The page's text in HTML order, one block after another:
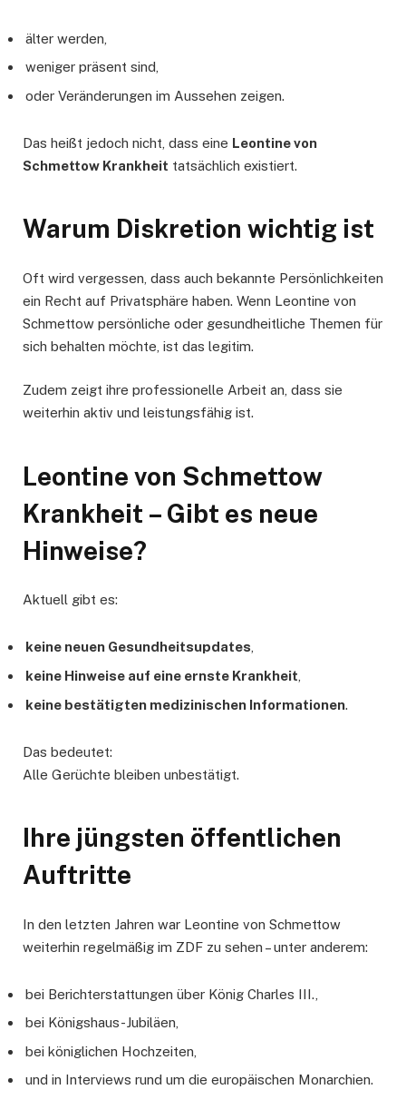
älter werden,
weniger präsent sind,
oder Veränderungen im Aussehen zeigen.
Das heißt jedoch nicht, dass eine Leontine von
Schmettow Krankheit tatsächlich existiert.
Warum Diskretion wichtig ist
Oft wird vergessen, dass auch bekannte Persönlichkeiten
ein Recht auf Privatsphäre haben. Wenn Leontine von
Schmettow persönliche oder gesundheitliche Themen für
sich behalten möchte, ist das legitim.
Zudem zeigt ihre professionelle Arbeit an, dass sie
weiterhin aktiv und leistungsfähig ist.
Leontine von Schmettow
Krankheit – Gibt es neue
Hinweise?
Aktuell gibt es:
keine neuen Gesundheitsupdates
keine Hinweise auf eine ernste Krankheit
keine bestätigten medizinischen Informationen.
Das bedeutet:
Alle Gerüchte bleiben unbestätigt.
Ihre jüngsten öffentlichen
Auftritte
In den letzten Jahren war Leontine von Schmettow
weiterhin regelmäßig im ZDF zu sehen – unter anderem:
bei Berichterstattungen über König Charles III.,
bei Königshaus-Jubiläen,
bei königlichen Hochzeiten,
und in Interviews rund um die europäischen Monarchien.